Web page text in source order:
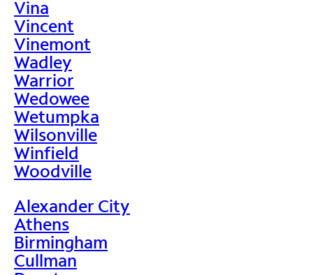
Vina
Vincent
Vinemont
Wadley
Warrior
Wedowee
Wetumpka
Wilsonville
Winfield
Woodville
Alexander City
Athens
Birmingham
Cullman